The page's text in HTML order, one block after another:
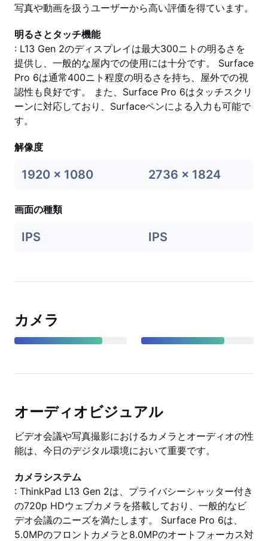
写真や動画を扱うユーザーから高い評価を得ています。
明るさとタッチ機能
: L13 Gen 2のディスプレイは最大300ニトの明るさを
提供し、一般的な屋内での使用には十分です。 Surface
Pro 6は通常400ニト程度の明るさを持ち、屋外での視
認性も良好です。 また、Surface Pro 6はタッチスクリ
ーンに対応しており、Surfaceペンによる入力も可能で
す。
解像度
1920 x 1080 2736 x 1824
画面の種類
IPS IPS
カメラ
オーディオビジュアル
ビデオ会議や写真撮影におけるカメラとオーディオの性
能は、今日のデジタル環境において重要です。
カメラシステム
: ThinkPad L13 Gen 2は、プライバシーシャッター付き
の720p HDウェブカメラを搭載しており、一般的なビ
デオ会議のニーズを満たします。 Surface Pro 6は、
5.0MPのフロントカメラと8.0MPのオートフォーカス対